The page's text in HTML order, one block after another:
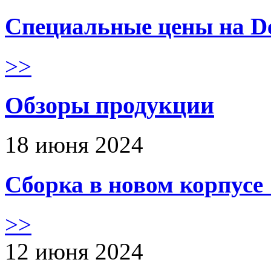
Специальные цены на
>>
Обзоры продукции
18 июня 2024
Сборка в новом
>>
12 июня 2024